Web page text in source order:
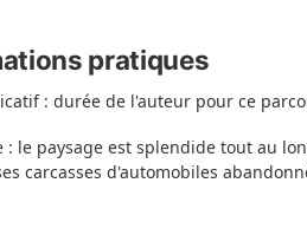
pratiques
: durée de l'auteur pour ce
: le paysage est splendide tout au
carcasses d'automobiles